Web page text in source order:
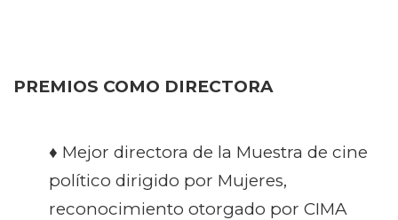
PREMIOS COMO DIRECTORA
♦ Mejor directora de la Muestra de cine
político dirigido por Mujeres,
reconocimiento otorgado por CIMA